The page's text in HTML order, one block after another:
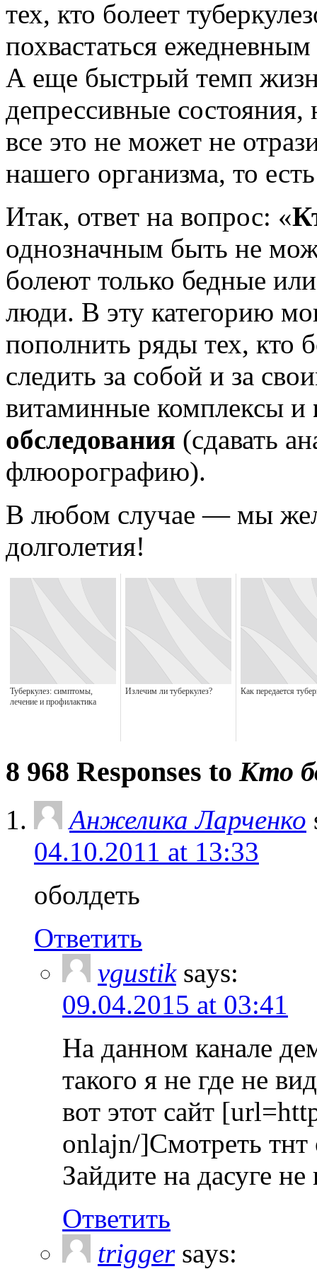
тех, кто болеет
похвастаться
А еще быстрый темп
депрессивные
все это не может не
нашего организма, то
Итак, ответ на вопрос: «
однозначным быть не
болеют только бедные
люди. В эту категорию
пополнить ряды тех, кто
следить за собой и за
витаминные комплексы и
обследования (сдавать
флюорографию).
В любом случае — мы
долголетия!
Туберкулез: симптомы,
лечение и профилактика
Излечим ли туберкулез? Как передается
8 968 Responses to Кто
Анжелика Ларченко
04.10.2011 at 13:33
оболдеть
Ответить
vgustik says:
09.04.2015 at 03:41
На данном канале
такого я не где не
вот этот сайт
onlajn/]Cмотреть
Зайдите на дасуге
Ответить
trigger says: